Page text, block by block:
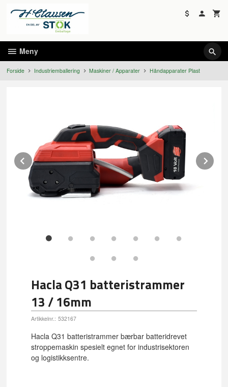
innholdet
Meny
Forside Industriemballering Maskiner / Apparater Håndapparater Plast
Prev
Hacla Q31 batteristrammer
13 / 16mm
Artikkelnr.: 532167
Hacla Q31 batteristrammer bærbar batteridrevet
stroppemaskin spesielt egnet for industrisektoren
og logistikksentre.